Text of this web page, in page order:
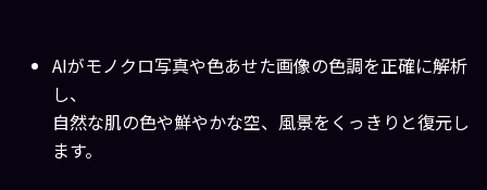
AIがモノクロ写真や色あせた画像の色調を正確に解析
し、
自然な肌の色や鮮やかな空、風景をくっきりと復元し
ます。